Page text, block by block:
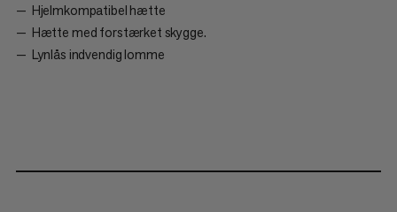
Hjelmkompatibel hætte
Hætte med forstærket skygge.
Lynlås indvendig lomme